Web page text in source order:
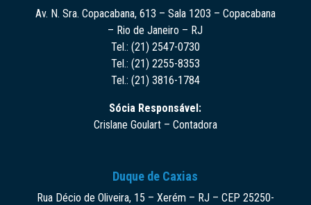
Av. N. Sra. Copacabana, 613 – Sala 1203 – Copacabana
– Rio de Janeiro – RJ
Tel.: (21) 2547-0730
Tel.: (21) 2255-8353
Tel.: (21) 3816-1784
Sócia Responsável:
Crislane Goulart – Contadora
Duque de Caxias
Rua Décio de Oliveira, 15 – Xerém – RJ – CEP 25250-